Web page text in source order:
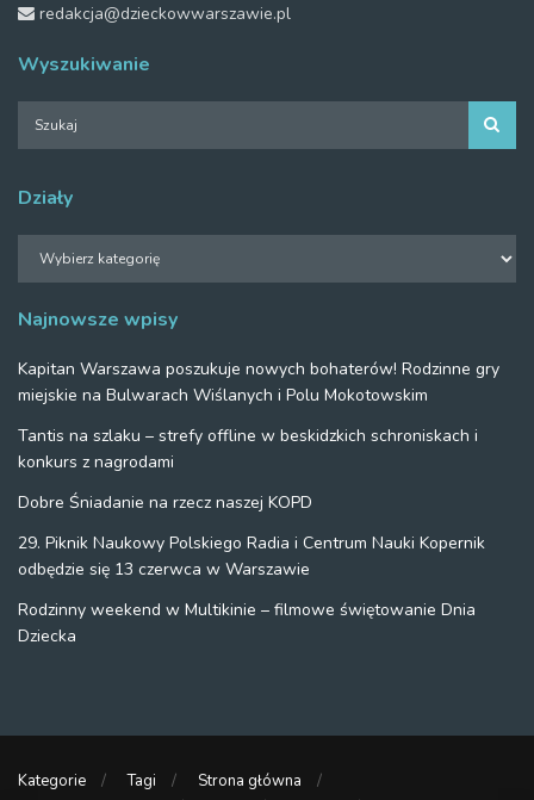
redakcja@dzieckowwarszawie.pl
Wyszukiwanie
Działy
Najnowsze wpisy
Kapitan Warszawa poszukuje nowych bohaterów! Rodzinne gry
miejskie na Bulwarach Wiślanych i Polu Mokotowskim
Tantis na szlaku – strefy offline w beskidzkich schroniskach i
konkurs z nagrodami
Dobre Śniadanie na rzecz naszej KOPD
29. Piknik Naukowy Polskiego Radia i Centrum Nauki Kopernik
odbędzie się 13 czerwca w Warszawie
Rodzinny weekend w Multikinie – filmowe świętowanie Dnia
Dziecka
Kategorie Tagi
Strona główna